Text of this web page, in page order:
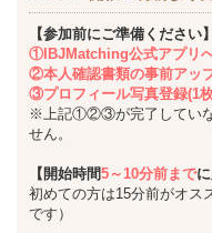
【参加前にご準備ください】
①IBJMatching公式アプリ
②本人確認書類の事前アッ
③プロフィール写真登録(1
※上記①②③が完了していな
せん。
【開始時間5～10分前まで
初めての方は15分前がオス
です）